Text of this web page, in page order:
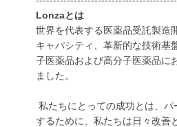
Lonzaとは
世界を代表する医薬品受託製造
キャパシティ、革新的な技術基
子医薬品および高分子医薬品に
ました。
私たちにとっての成功とは、
するために、私たちは日々改善